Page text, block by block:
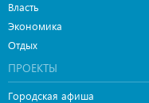
Власть
Экономика
Отдых
ПРОЕКТЫ
Городская афиша